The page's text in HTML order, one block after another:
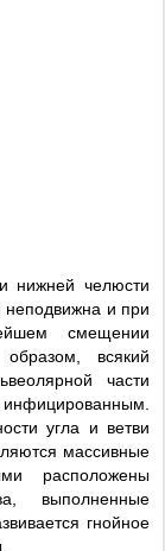
нижней челюсти
неподвижна и при
смещении
всякий
части
инфицированным.
угла и ветви
массивные
расположены
выполненные
гнойное